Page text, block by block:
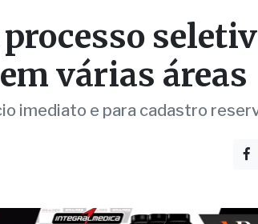
várias áreas
imediato e para cadastro